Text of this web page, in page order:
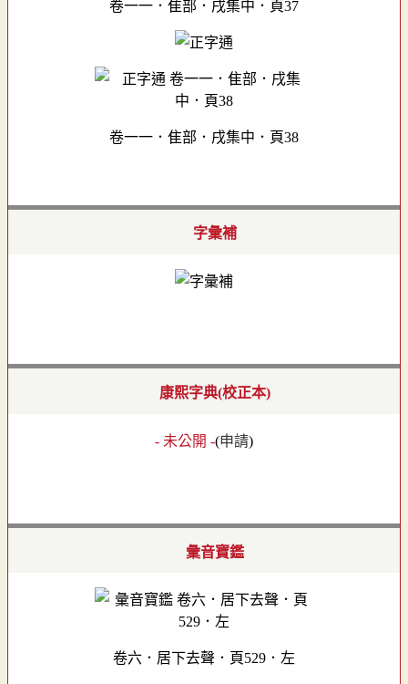
卷一一．隹部．戌集中．頁37
卷一一．隹部．戌集中．頁38
字彙補
康熙字典(校正本)
- 未公開 -(申請)
彙音寶鑑
卷六．居下去聲．頁529．左